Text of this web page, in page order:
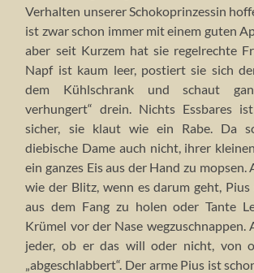
Verhalten unserer Schokoprinzessin
ist zwar schon immer mit einem guten
aber seit Kurzem hat sie regelrechte
Napf ist kaum leer, postiert sie sich
dem Kühlschrank und schaut
verhungert“ drein. Nichts Essbares
sicher, sie klaut wie ein Rabe. Da
diebische Dame auch nicht, ihrer
ein ganzes Eis aus der Hand zu mopsen.
wie der Blitz, wenn es darum geht, Pius
aus dem Fang zu holen oder Tante
Krümel vor der Nase wegzuschnappen.
jeder, ob er das will oder nicht, von
„abgeschlabbert“. Der arme Pius ist